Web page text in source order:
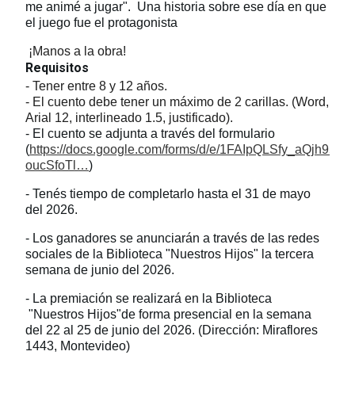
me animé a jugar". Una historia sobre ese día en que
el juego fue el protagonista
¡Manos a la obra!
Requisitos
- Tener entre 8 y 12 años.
- El cuento debe tener un máximo de 2 carillas. (Word,
Arial 12, interlineado 1.5, justificado).
- El cuento se adjunta a través del formulario
(https://docs.google.com/forms/d/e/
oucSfoTl…)
- Tenés tiempo de completarlo hasta el 31 de mayo
del 2026.
- Los ganadores se anunciarán a través de las redes
sociales de la Biblioteca "Nuestros Hijos" la tercera
semana de junio del 2026.
- La premiación se realizará en la Biblioteca
"Nuestros Hijos"de forma presencial en la semana
del 22 al 25 de junio del 2026. (Dirección: Miraflores
1443, Montevideo)